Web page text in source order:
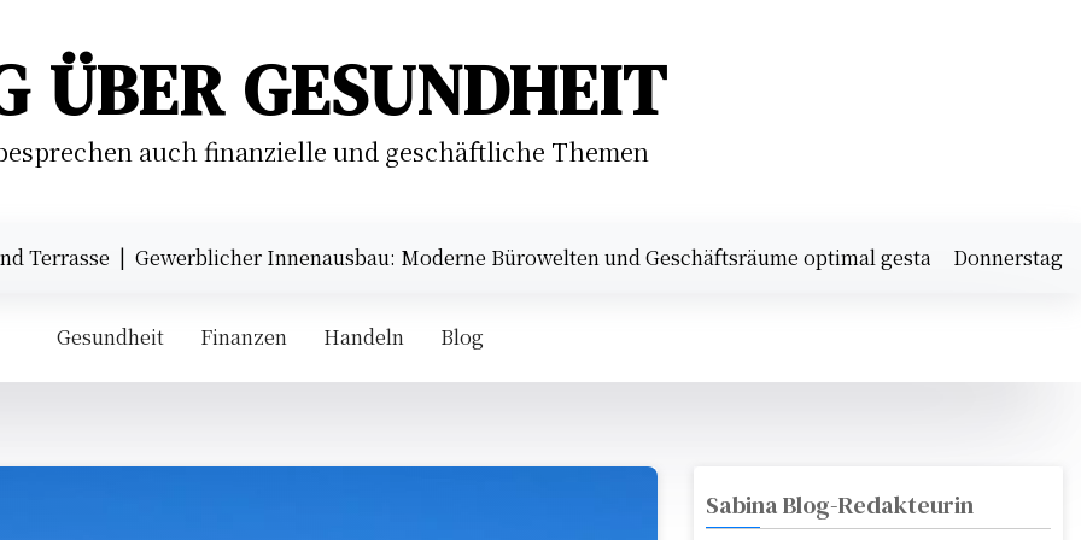
ÜBER GESUNDHEIT
auch finanzielle und geschäftliche Themen
|Gewerblicher Innenausbau: Moderne Bürowelten und Geschäftsräume optimal gestalten |Professionelle
Donnerstag
Gesundheit Finanzen Handeln Blog
Sabina Blog-Redakteurin